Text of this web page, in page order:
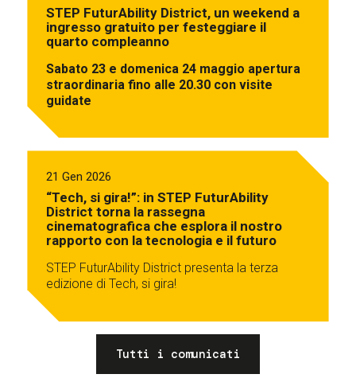
STEP FuturAbility District, un weekend a
ingresso gratuito per festeggiare il
quarto compleanno
Sabato 23 e domenica 24 maggio apertura
straordinaria fino alle 20.30 con visite
guidate
21 Gen 2026
“Tech, si gira!”: in STEP FuturAbility
District torna la rassegna
cinematografica che esplora il nostro
rapporto con la tecnologia e il futuro
STEP FuturAbility District presenta la terza
edizione di Tech, si gira!
Tutti i comunicati